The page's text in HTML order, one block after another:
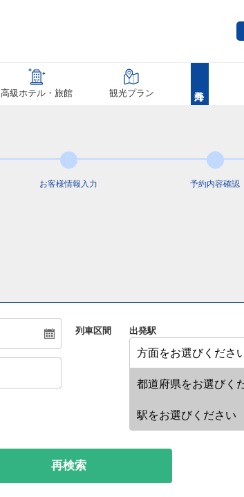
高級ホテル・旅館 観光プラン
お客様情報 入力 予約内容確認
列車区間 出発駅
再検索